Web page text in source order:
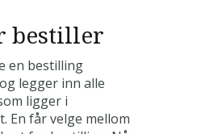
bestiller
en bestilling
legger inn alle
ligger i
En får velge mellom